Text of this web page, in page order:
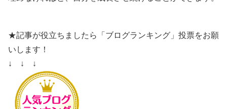
★記事が役立ちましたら「ブログランキング」投票をお願
いします！
↓ ↓ ↓